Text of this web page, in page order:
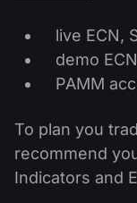
信号提供者与追
加密货币
外汇论坛
什么是ECN交易
联系我们
live ECN,
demo
PAMM
To plan you
recommend
Indicators and